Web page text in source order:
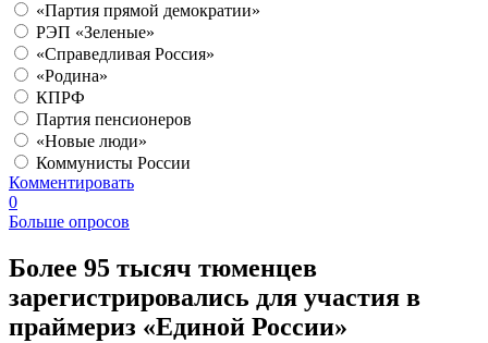
«Партия прямой демократии»
РЭП «Зеленые»
«Справедливая Россия»
«Родина»
КПРФ
Партия пенсионеров
«Новые люди»
Коммунисты России
Комментировать
0
Больше опросов
​Более 95 тысяч тюменцев
зарегистрировались для участия в
праймериз «Единой России»